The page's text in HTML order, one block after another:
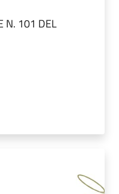
N. 101 DEL